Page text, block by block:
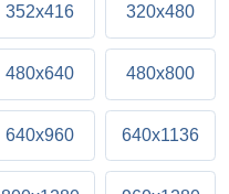
352x416 320x480
480x640 480x800
640x960 640x1136